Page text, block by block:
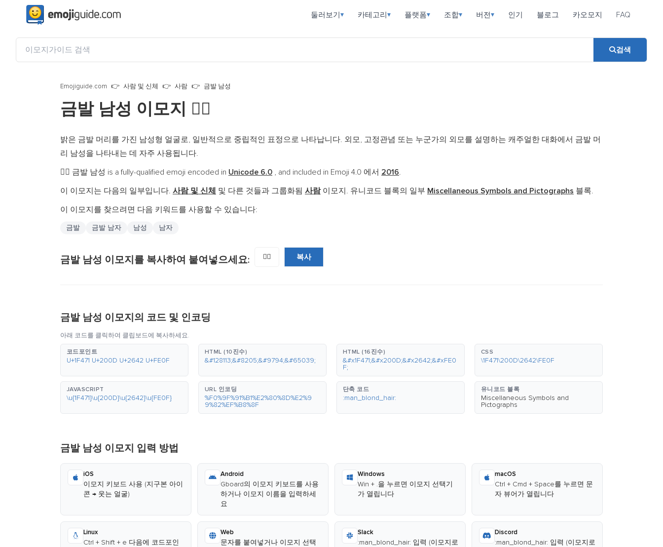
둘러보기▾ 카테고리▾ 플랫폼▾ 조합▾ 버전▾ 인기 블로그 카오모지 FAQ
검색
Emojiguide.com 사람 및 신체 사람 금발 남성
금발 남성 이모지 👱‍♂️
밝은 금발 머리를 가진 남성형 얼굴로, 일반적으로 중립적인 표정으로 나타납니다. 외모, 고정관념 또는 누군가의 외모를 설명하는 캐주얼한 대화에서 금발 머
리 남성을 나타내는 데 자주 사용됩니다.
👱‍♂️ 금발 남성 is a fully-qualified emoji encoded in Unicode 6.0 , and included in Emoji 4.0 에서 2016.
이 이모지는 다음의 일부입니다. 사람 및 신체 및 다른 것들과 그룹화됨 사람이모지. 유니코드 블록의 일부 Miscellaneous Symbols and Pictographs 블록.
이 이모지를 찾으려면 다음 키워드를 사용할 수 있습니다:
금발 금발 남자 남성 남자
금발 남성 이모지를 복사하여 붙여넣으세요: 👱‍♂️ 복사
금발 남성 이모지의 코드 및 인코딩
아래 코드를 클릭하여 클립보드에 복사하세요.
코드포인트
U+1F471 U+200D U+2642 U+FE0F
HTML (10진수)
&#128113;&#8205;&#9794;&#65039;
HTML (16진수)
&#x1F471;&#x200D;&#x2642;&#xFE0
F;
CSS
\1F471\200D\2642\FE0F
JAVASCRIPT
\u{1F471}\u{200D}\u{2642}\u{FE0F}
URL 인코딩
%F0%9F%91%B1%E2%80%8D%E2%9
9%82%EF%B8%8F
단축 코드
:man_blond_hair:
유니코드 블록
Miscellaneous Symbols and
Pictographs
금발 남성 이모지 입력 방법
iOS
이모지 키보드 사용 (지구본 아이
콘 → 웃는 얼굴)
Android
Gboard의 이모지 키보드를 사용
하거나 이모지 이름을 입력하세
요
Windows
Win + .을 누르면 이모지 선택기
가 열립니다
macOS
Ctrl + Cmd + Space를 누르면 문
자 뷰어가 열립니다
Linux
Ctrl + Shift + e 다음에 코드포인
Web
문자를 붙여넣거나 이모지 선택
Slack
:man_blond_hair: 입력 (이모지로
Discord
:man_blond_hair: 입력 (이모지로